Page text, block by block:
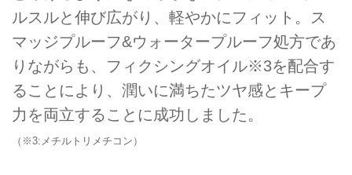
ルスルと伸び広がり、軽やかにフィット。ス
マッジプルーフ&ウォータープルーフ処方であ
りながらも、フィクシングオイル※3を配合す
ることにより、潤いに満ちたツヤ感とキープ
力を両立することに成功しました。
（※3:メチルトリメチコン）